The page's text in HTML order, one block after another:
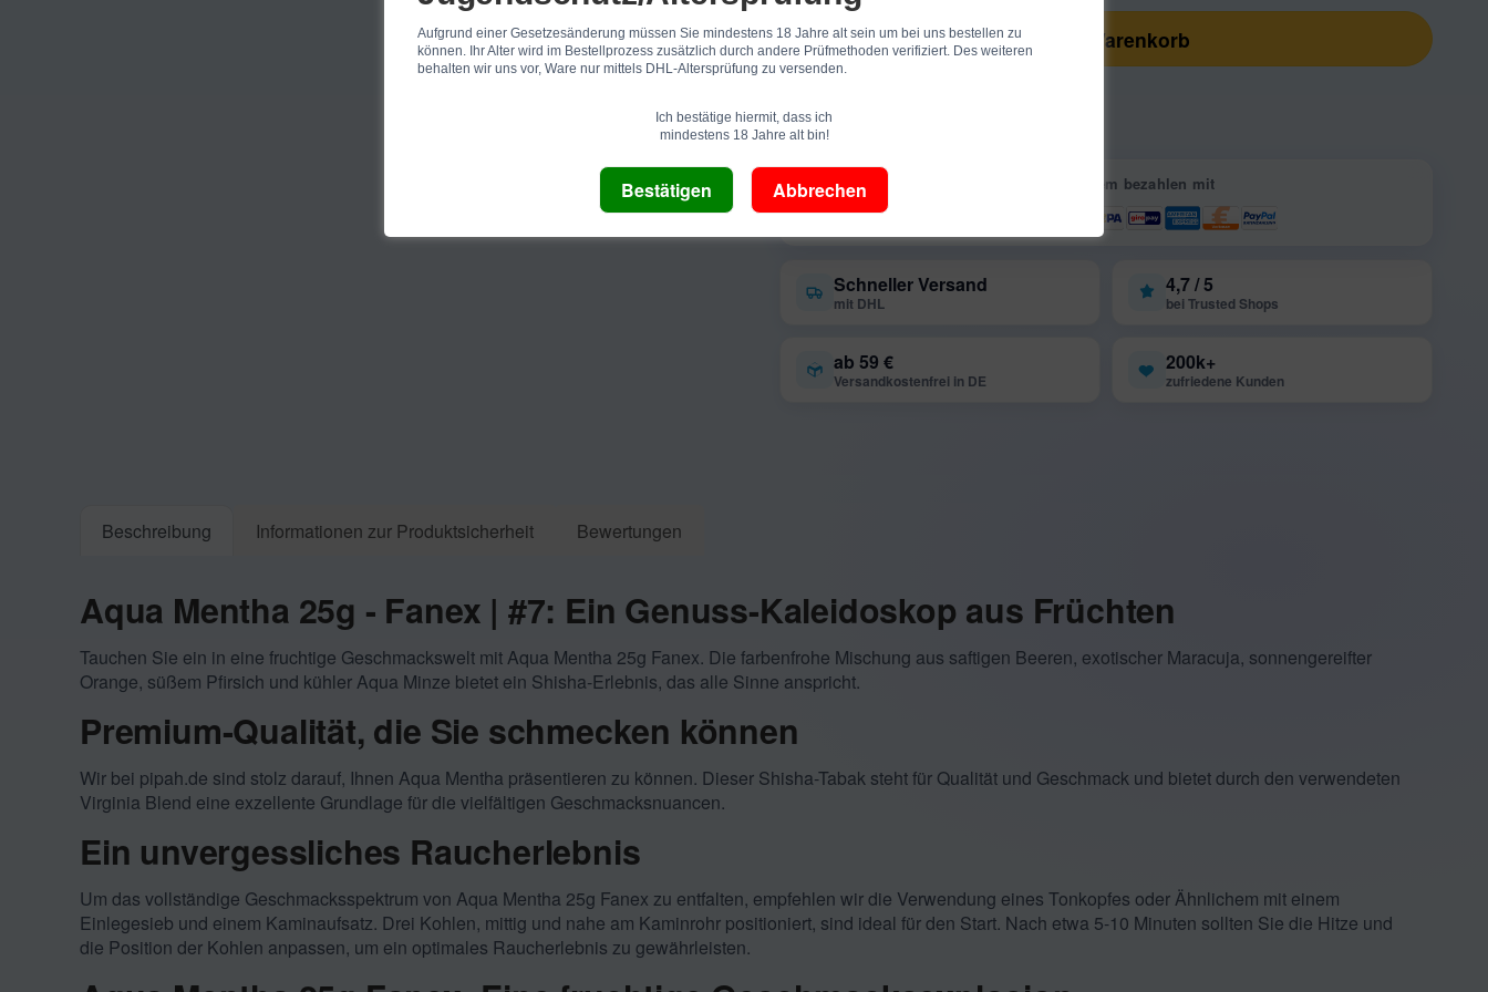
In den Warenkorb
Artikelnummer:
Kategorie:
Sicher & bequem bezahlen mit
Schneller Versand
mit DHL
4,7 / 5
bei Trusted Shops
ab 59 €
Versandkostenfrei in DE
200k+
zufriedene Kunden
Beschreibung Informationen zur Produktsicherheit Bewertungen
Aqua Mentha 25g - Fanex | #7: Ein Genuss-Kaleidoskop aus Früchten
Tauchen Sie ein in eine fruchtige Geschmackswelt mit Aqua Mentha 25g Fanex. Die farbenfrohe Mischung aus saftigen Beeren, exotischer Maracuja, sonnengereifter
Orange, süßem Pfirsich und kühler Aqua Minze bietet ein Shisha-Erlebnis, das alle Sinne anspricht.
Premium-Qualität, die Sie schmecken können
Wir bei pipah.de sind stolz darauf, Ihnen Aqua Mentha präsentieren zu können. Dieser Shisha-Tabak steht für Qualität und Geschmack und bietet durch den verwendeten
Virginia Blend eine exzellente Grundlage für die vielfältigen Geschmacksnuancen.
Ein unvergessliches Raucherlebnis
Um das vollständige Geschmacksspektrum von Aqua Mentha 25g Fanex zu entfalten, empfehlen wir die Verwendung eines Tonkopfes oder Ähnlichem mit einem
Einlegesieb und einem Kaminaufsatz. Drei Kohlen, mittig und nahe am Kaminrohr positioniert, sind ideal für den Start. Nach etwa 5-10 Minuten sollten Sie die Hitze und
die Position der Kohlen anpassen, um ein optimales Raucherlebnis zu gewährleisten.
Aufgrund einer Gesetzesänderung müssen Sie mindestens 18 Jahre alt sein um bei uns bestellen zu
können. Ihr Alter wird im Bestellprozess zusätzlich durch andere Prüfmethoden verifiziert. Des weiteren
behalten wir uns vor, Ware nur mittels DHL-Altersprüfung zu versenden.
Ich bestätige hiermit, dass ich
mindestens 18 Jahre alt bin!